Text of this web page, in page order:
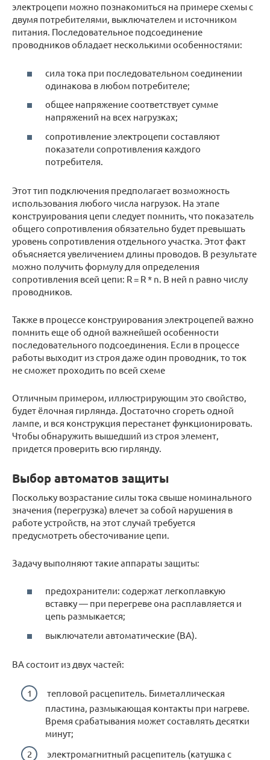
электроцепи можно познакомиться на примере схемы с
двумя потребителями, выключателем и источником
питания. Последовательное подсоединение
проводников обладает несколькими особенностями:
сила тока при последовательном соединении
одинакова в любом потребителе;
общее напряжение соответствует сумме
напряжений на всех нагрузках;
сопротивление электроцепи составляют
показатели сопротивления каждого
потребителя.
Этот тип подключения предполагает возможность
использования любого числа нагрузок. На этапе
конструирования цепи следует помнить, что показатель
общего сопротивления обязательно будет превышать
уровень сопротивления отдельного участка. Этот факт
объясняется увеличением длины проводов. В результате
можно получить формулу для определения
сопротивления всей цепи: R = R * n. В ней n равно числу
проводников.
Также в процессе конструирования электроцепей важно
помнить еще об одной важнейшей особенности
последовательного подсоединения. Если в процессе
работы выходит из строя даже один проводник, то ток
не сможет проходить по всей схеме
Отличным примером, иллюстрирующим это свойство,
будет ёлочная гирлянда. Достаточно сгореть одной
лампе, и вся конструкция перестанет функционировать.
Чтобы обнаружить вышедший из строя элемент,
придется проверить всю гирлянду.
Выбор автоматов защиты
Поскольку возрастание силы тока свыше номинального
значения (перегрузка) влечет за собой нарушения в
работе устройств, на этот случай требуется
предусмотреть обесточивание цепи.
Задачу выполняют такие аппараты защиты:
предохранители: содержат легкоплавкую
вставку — при перегреве она расплавляется и
цепь размыкается;
выключатели автоматические (ВА).
ВА состоит из двух частей:
тепловой расцепитель. Биметаллическая
пластина, размыкающая контакты при нагреве.
Время срабатывания может составлять десятки
минут;
электромагнитный расцепитель (катушка с